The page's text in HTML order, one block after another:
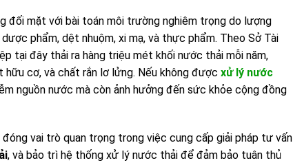
đối mặt với bài toán môi trường nghiêm trọng do lượng
phẩm, dệt nhuộm, xi mạ, và thực phẩm. Theo Sở Tài
tại đây thải ra hàng triệu mét khối nước thải mỗi năm,
cơ, và chất rắn lơ lửng. Nếu không được xử lý nước
nguồn nước mà còn ảnh hưởng đến sức khỏe cộng đồng
đóng vai trò quan trọng trong việc cung cấp giải pháp tư vấn
, và bảo trì hệ thống xử lý nước thải để đảm bảo tuân thủ